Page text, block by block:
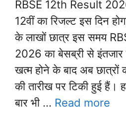
RBSE 12th Result
12वीं का रिजल्ट इस दिन
के लाखों छात्र इस समय
2026 का बेसब्री से इंतजार
खत्म होने के बाद अब छात्रों
की तारीख पर टिकी हुई हैं।
बार भी … Read more